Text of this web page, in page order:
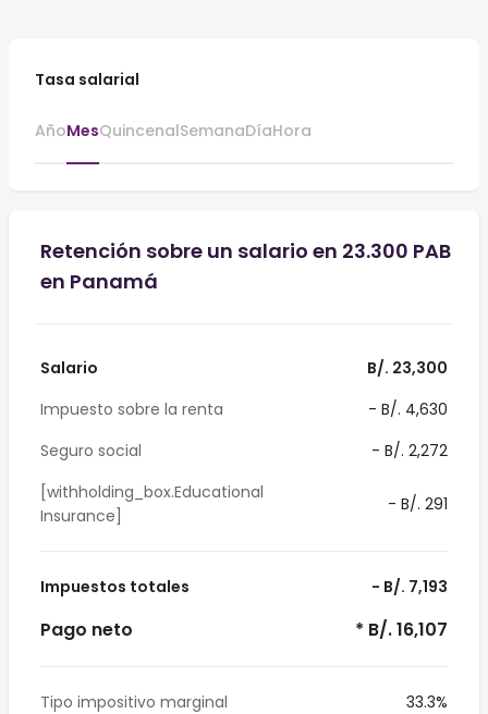
Tasa salarial
AñoMesQuincenalSemanaDíaHora
Retención sobre un salario en 23.300 PAB
en Panamá
Salario
B/. 23,300
Impuesto sobre la renta
- B/. 4,630
Seguro social
- B/. 2,272
[withholding_box.Educational
Insurance]
- B/. 291
Impuestos totales - B/. 7,193
Pago neto * B/. 16,107
Tipo impositivo marginal
33.3%